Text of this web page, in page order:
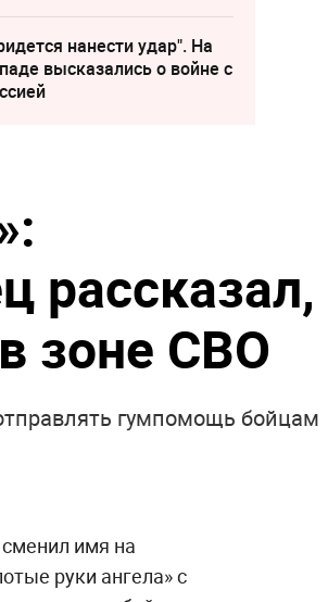
нанести удар". На
высказались о войне с
рассказал,
зоне СВО
гумпомощь бойцам
имя на
руки ангела» с